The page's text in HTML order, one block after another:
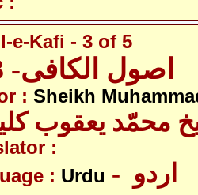
e-Kafi - 3 of 5
اصول الکافی- 3 / 5
: Sheikh
محمّد یعقوب
:
: Urdu